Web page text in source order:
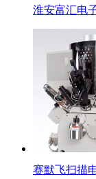
淮安富汇电
赛默飞扫描